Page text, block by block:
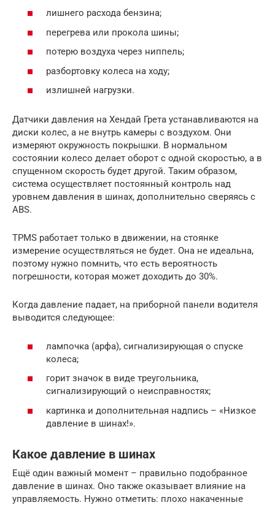
лишнего расхода бензина;
перегрева или прокола шины;
потерю воздуха через ниппель;
разбортовку колеса на ходу;
излишней нагрузки.
Датчики давления на Хендай Грета устанавливаются на
диски колес, а не внутрь камеры с воздухом. Они
измеряют окружность покрышки. В нормальном
состоянии колесо делает оборот с одной скоростью, а в
спущенном скорость будет другой. Таким образом,
система осуществляет постоянный контроль над
уровнем давления в шинах, дополнительно сверяясь с
ABS.
TPMS работает только в движении, на стоянке
измерение осуществляться не будет. Она не идеальна,
поэтому нужно помнить, что есть вероятность
погрешности, которая может доходить до 30%.
Когда давление падает, на приборной панели водителя
выводится следующее:
лампочка (арфа), сигнализирующая о спуске
колеса;
горит значок в виде треугольника,
сигнализирующий о неисправностях;
картинка и дополнительная надпись – «Низкое
давление в шинах!».
Какое давление в шинах
Ещё один важный момент – правильно подобранное
давление в шинах. Оно также оказывает влияние на
управляемость. Нужно отметить: плохо накаченные